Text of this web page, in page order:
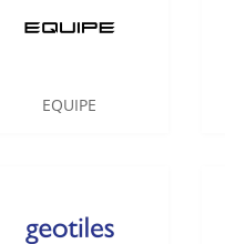
EQUIPE